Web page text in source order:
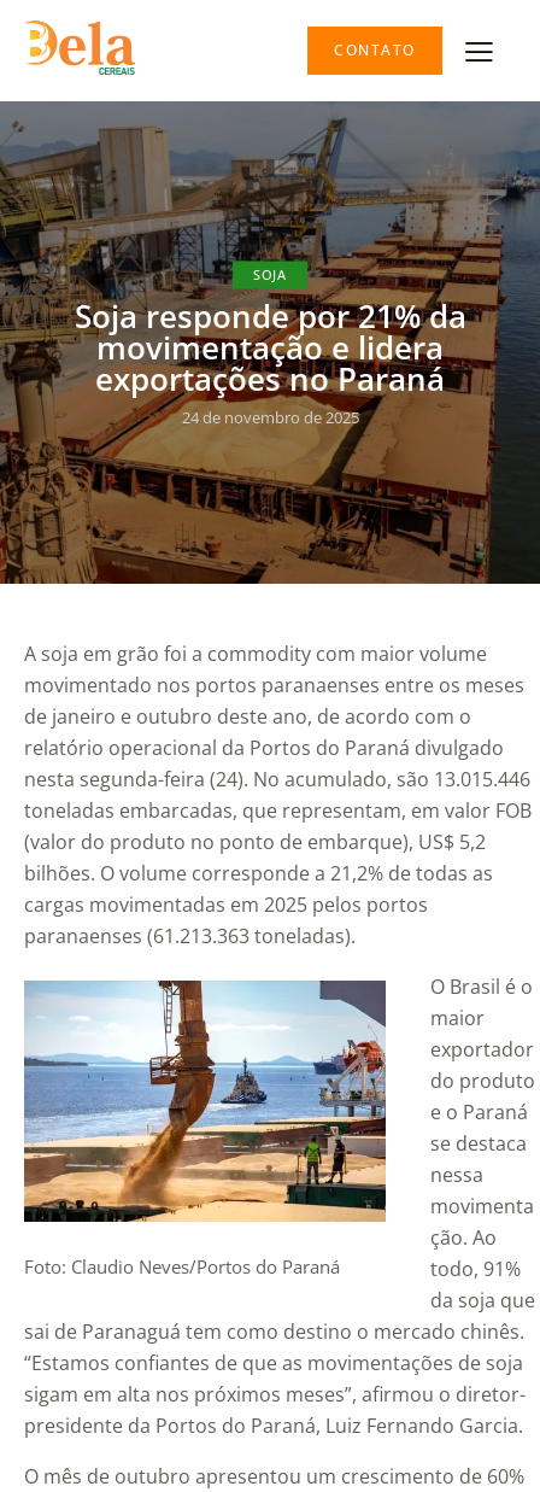
CONTATO
SOJA
Soja responde por 21% da
movimentação e lidera
exportações no Paraná
24 de novembro de 2025
A soja em grão foi a commodity com maior volume
movimentado nos portos paranaenses entre os meses
de janeiro e outubro deste ano, de acordo com o
relatório operacional da Portos do Paraná divulgado
nesta segunda-feira (24). No acumulado, são 13.015.446
toneladas embarcadas, que representam, em valor FOB
(valor do produto no ponto de embarque), US$ 5,2
bilhões. O volume corresponde a 21,2% de todas as
cargas movimentadas em 2025 pelos portos
paranaenses (61.213.363 toneladas).
Foto: Claudio Neves/Portos do Paraná
O Brasil é o
maior
exportador
do produto
e o Paraná
se destaca
nessa
movimenta
ção. Ao
todo, 91%
da soja que
sai de Paranaguá tem como destino o mercado chinês.
“Estamos confiantes de que as movimentações de soja
sigam em alta nos próximos meses”, afirmou o diretor-
presidente da Portos do Paraná, Luiz Fernando Garcia.
O mês de outubro apresentou um crescimento de 60%